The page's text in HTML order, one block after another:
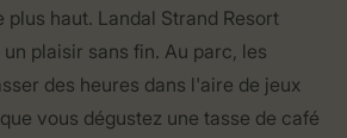
plus haut. Landal Strand Resort
plaisir sans fin. Au parc, les
des heures dans l'aire de jeux
vous dégustez une tasse de café